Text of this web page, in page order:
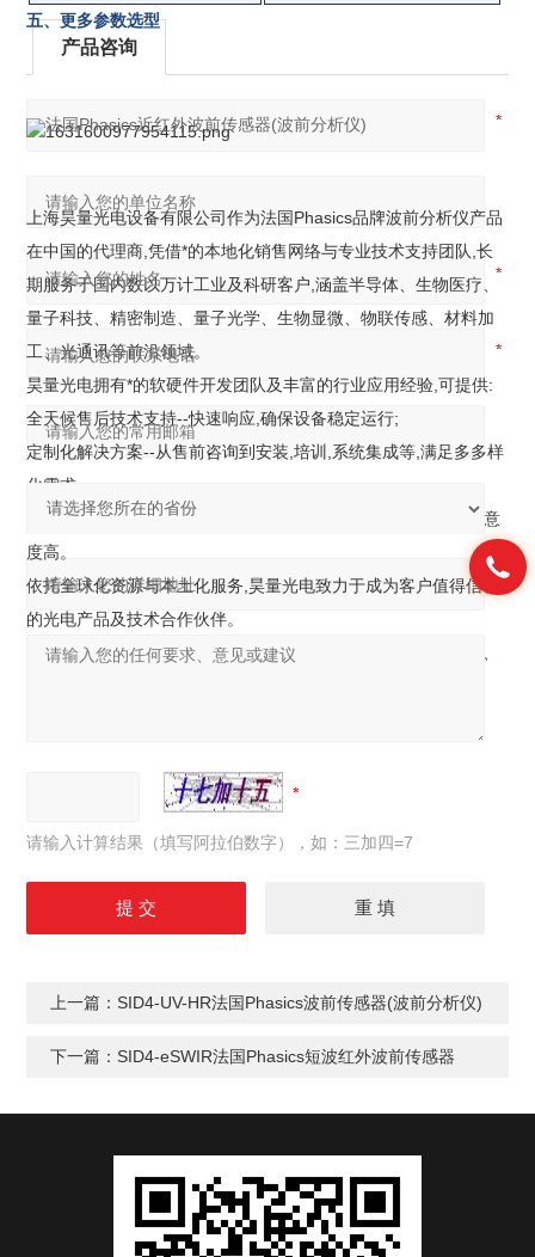
五、更多参数选型
上海昊量光电设备有限公司作为法国Phasics品牌波前分析仪产品
在中国的代理商,凭借*的本地化销售网络与专业技术支持团队,长
期服务于国内数以万计工业及科研客户,涵盖半导体、生物医疗、
量子科技、精密制造、量子光学、生物显微、物联传感、材料加
工、光通讯等前沿领域。
昊量光电拥有*的软硬件开发团队及丰富的行业应用经验,可提供:
全天候售后技术支持--快速响应,确保设备稳定运行;
定制化解决方案--从售前咨询到安装,培训,系统集成等,满足多多样
化需求
客户高度认可--服务案例覆盖众多头部企业及*科研机构,客户满意
度高。
依托全球化资源与本土化服务,昊量光电致力于成为客户值得信顿
的光电产品及技术合作伙伴。
可通过昊量光电网站了解更多的产品信息,产品包括各类激光器、
产品咨询
请输入计算结果（填写阿拉伯数字），如：三加四=7
上一篇： SID4-UV-HR法国Phasics波前传感器(波前分析仪)
下一篇： SID4-eSWIR法国Phasics短波红外波前传感器